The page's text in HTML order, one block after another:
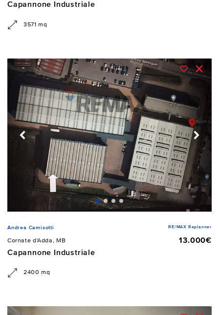
Capannone Industriale
3571 mq
Andrea Camisotti RE/MAX Replanner
Cornate d'Adda, MB
13.000€
Capannone Industriale
2400 mq